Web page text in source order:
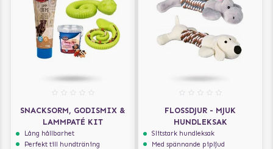
SNACKSORM, GODISMIX &
LAMMPATÉ KIT
Lång hållbarhet
Perfekt till hundträning
FLOSSDJUR - MJUK
HUNDLEKSAK
Slitstark hundleksak
Med spännande pipljud